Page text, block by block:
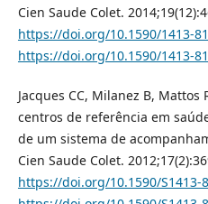
Cien Saude Colet.
https://doi.org/10.1590/1413-
https://doi.org/10.1590/1413-
Jacques CC, Milanez B, Mattos
centros de referência em
de um sistema de
Cien Saude Colet.
https://doi.org/10.1590/S1413-